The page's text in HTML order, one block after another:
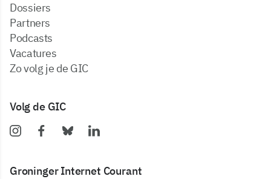
dossiers
partners
podcasts
vacatures
zo volg je de GIC
Volg de GIC
Groninger Internet Courant